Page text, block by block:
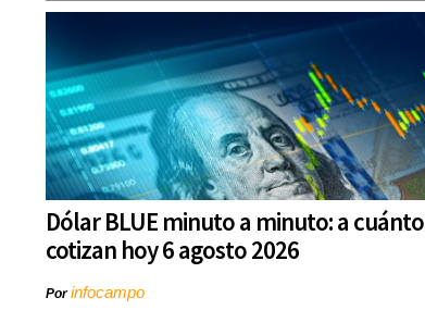
Dólar BLUE minuto a minuto: a cuánto
cotizan hoy 6 agosto 2026
Porinfocampo